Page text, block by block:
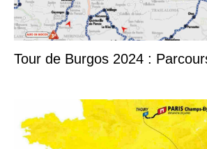
Tour de Burgos 2024 :